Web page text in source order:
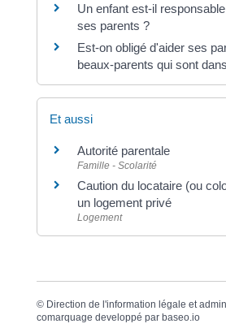
Un enfant est-il
ses parents ?
Est-on obligé d'aider ses
beaux-parents qui sont
Et aussi
Autorité parentale
Famille - Scolarité
Caution du locataire (ou
un logement privé
Logement
© Direction de l'information légale et
comarquage developpé par baseo.io